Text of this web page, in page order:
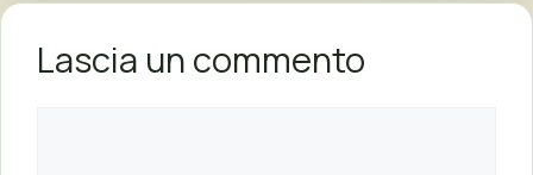
Lascia un commento